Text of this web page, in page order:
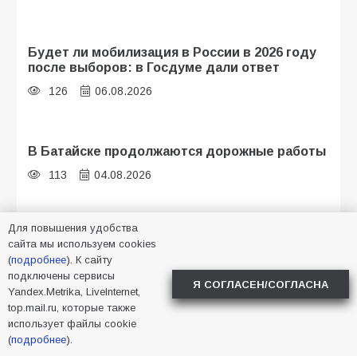
Будет ли мобилизация в России в 2026 году
после выборов: в Госдуме дали ответ
126 06.08.2026
В Батайске продолжаются дорожные работы
113 04.08.2026
Батайск отмечает День строителя
110 09.08.2026
В детском саду № 35 дети освоили
строительные профессии в ходе
спортивного праздника
Для повышения удобства
сайта мы используем cookies
(подробнее). К сайту
подключены сервисы
Yandex.Metrika, LiveInternet,
top.mail.ru, которые также
использует файлы cookie
(подробнее).
Я СОГЛАСЕН/СОГЛАСНА